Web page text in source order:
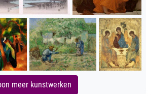
meer kunstwerken